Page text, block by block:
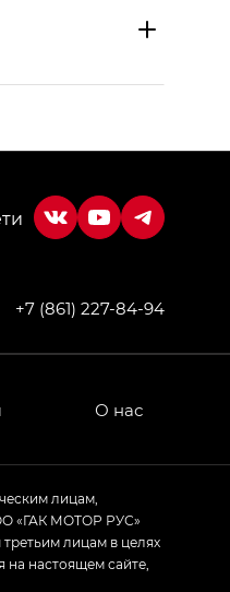
привод —
+7 (861) 227-84-94
О нас
лицам,
«ГАК МОТОР РУС»
лицам в целях
настоящем сайте,